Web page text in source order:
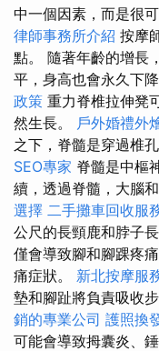
中一個因素，而是很
律師事務所介紹 按摩
點。 隨著年齡的增長
平，身高也會永久下降
政策 重力脊椎拉伸凳
然生長。 戶外婚禮外
之下，脊髓是穿過椎
SEO專家 脊髓是中樞
續，透過脊髓，大腦
選擇 二手攤車回收服
公尺的長頸鹿和脖子
僅會導致腳和腳踝疼
痛症狀。 新北按摩服
墊和腳趾將負責吸收
銷的專業公司 護照換
可能會導致拇囊炎、